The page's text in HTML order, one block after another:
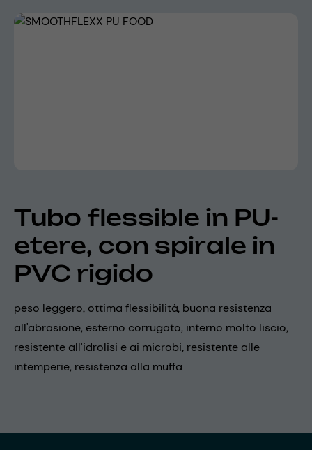
Skip image gallery
Tubo flessible in PU-
etere, con spirale in
PVC rigido
peso leggero, ottima flessibilità, buona resistenza
all'abrasione, esterno corrugato, interno molto liscio,
resistente all'idrolisi e ai microbi, resistente alle
intemperie, resistenza alla muffa